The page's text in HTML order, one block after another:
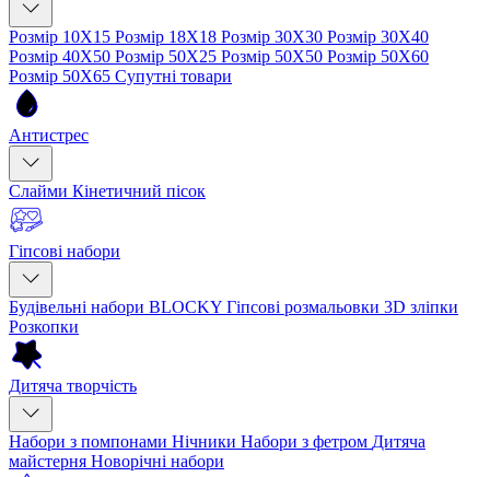
Розмір 10Х15 Розмір 18Х18 Розмір 30Х30 Розмір 30Х40
Розмір 40Х50 Розмір 50Х25 Розмір 50Х50 Розмір 50Х60
Розмір 50Х65 Супутні товари
Антистрес
Слайми Кінетичний пісок
Гіпсові набори
Будівельні набори BLOCKY Гіпсові розмальовки 3D зліпки
Розкопки
Дитяча творчість
Набори з помпонами Нічники Набори з фетром Дитяча
майстерня Новорічні набори